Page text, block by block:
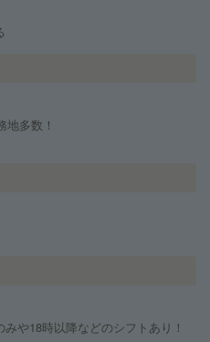
地多数！
や18時以降などのシフトあり！